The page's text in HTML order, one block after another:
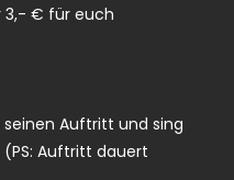
3,- € für euch
Auftritt und sing
Auftritt dauert